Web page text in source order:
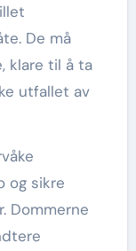
De må
klare til å ta
utfallet av
og sikre
Dommerne